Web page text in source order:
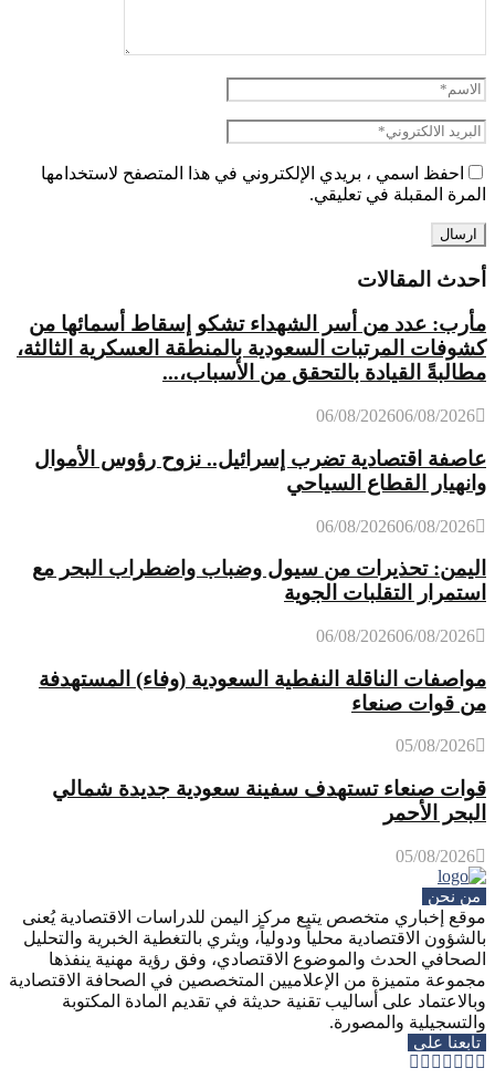
احفظ اسمي ، بريدي الإلكتروني في هذا المتصفح لاستخدامها
المرة المقبلة في تعليقي.
أحدث المقالات
مأرب: عدد من أسر الشهداء تشكو إسقاط أسمائها من
كشوفات المرتبات السعودية بالمنطقة العسكرية الثالثة،
مطالبةً القيادة بالتحقق من الأسباب،...
06/08/202606/08/2026
عاصفة اقتصادية تضرب إسرائيل.. نزوح رؤوس الأموال
وانهيار القطاع السياحي
06/08/202606/08/2026
اليمن: تحذيرات من سيول وضباب واضطراب البحر مع
استمرار التقلبات الجوية
06/08/202606/08/2026
مواصفات الناقلة النفطية السعودية (وفاء) المستهدفة
من قوات صنعاء
05/08/2026
قوات صنعاء تستهدف سفينة سعودية جديدة شمالي
البحر الأحمر
05/08/2026
من نحن
موقع إخباري متخصص يتبع مركز اليمن للدراسات الاقتصادية يُعنى
بالشؤون الاقتصادية محلياً ودولياً، ويثري بالتغطية الخبرية والتحليل
الصحافي الحدث والموضوع الاقتصادي، وفق رؤية مهنية ينفذها
مجموعة متميزة من الإعلاميين المتخصصين في الصحافة الاقتصادية
وبالاعتماد على أساليب تقنية حديثة في تقديم المادة المكتوبة
والتسجيلية والمصورة.
تابعنا على
Facebook
Twitter
Instagram
Youtube
Rss
Telegram
Whatsapp